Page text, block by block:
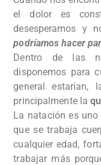
el dolor es
desesperamos y
podríamos hacer
Dentro de las
disponemos para
general estarían,
principalmente la
La natación es
que se trabaja
cualquier edad,
trabajar más